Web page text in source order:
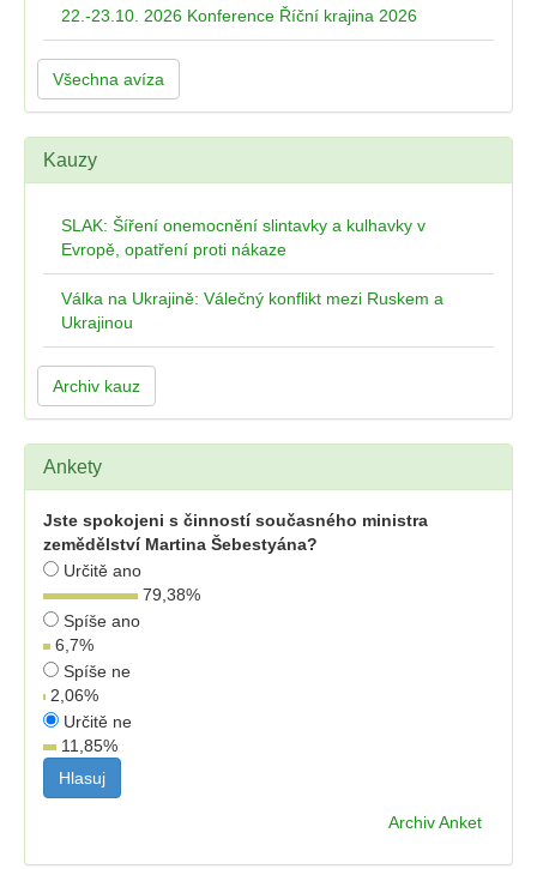
22.-23.10. 2026 Konference Říční krajina 2026
Všechna avíza
Kauzy
SLAK: Šíření onemocnění slintavky a kulhavky v
Evropě, opatření proti nákaze
Válka na Ukrajině: Válečný konflikt mezi Ruskem a
Ukrajinou
Archiv kauz
Ankety
Jste spokojeni s činností současného ministra
zemědělství Martina Šebestyána?
Určitě ano
79,38%
Spíše ano
6,7%
Spíše ne
2,06%
Určitě ne
11,85%
Archiv Anket